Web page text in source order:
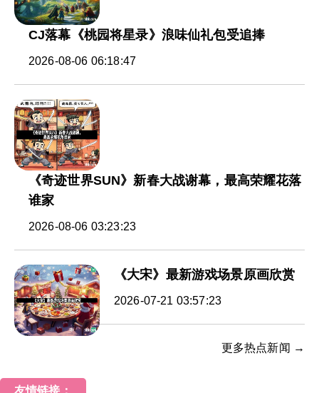
CJ落幕《桃园将星录》浪味仙礼包受追捧
2026-08-06 06:18:47
《奇迹世界SUN》新春大战谢幕，最高荣耀花落
谁家
2026-08-06 03:23:23
《大宋》最新游戏场景原画欣赏
2026-07-21 03:57:23
更多热点新闻 →
友情链接：